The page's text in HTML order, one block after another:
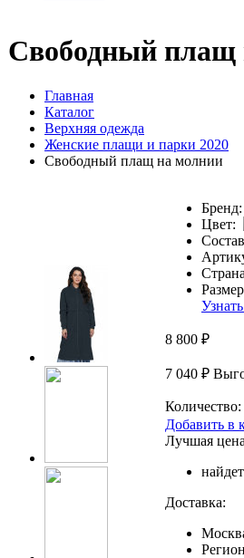
Свободный плащ
Главная
Каталог
Верхняя одежда
Женские плащи и парки 2020
Свободный плащ на молнии
Бренд:
Цвет:
8 800 ₽
7 040 ₽
Количество:
Добавить в
Лучшая
Доставка: